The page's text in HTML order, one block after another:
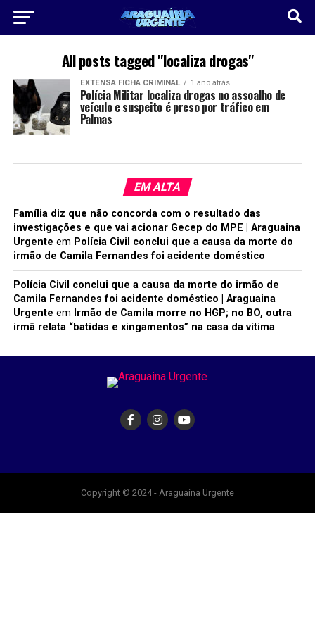
All posts tagged "localiza drogas"
EXTENSA FICHA CRIMINAL 1 ano atrás
Polícia Militar localiza drogas no assoalho de
veículo e suspeito é preso por tráfico em
Palmas
EM ALTA
Família diz que não concorda com o resultado das
investigações e que vai acionar Gecep do MPE | Araguaina
Urgente em Polícia Civil conclui que a causa da morte do
irmão de Camila Fernandes foi acidente doméstico
Polícia Civil conclui que a causa da morte do irmão de
Camila Fernandes foi acidente doméstico | Araguaina
Urgente em Irmão de Camila morre no HGP; no BO, outra
irmã relata “batidas e xingamentos” na casa da vítima
Copyright © 2024 - Araguaína Urgente